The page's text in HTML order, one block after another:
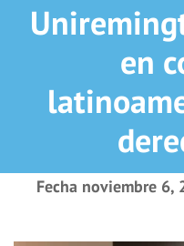
en
Fecha noviembre 6,